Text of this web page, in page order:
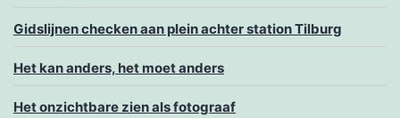
Gidslijnen checken aan plein achter station Tilburg
Het kan anders, het moet anders
Het onzichtbare zien als fotograaf